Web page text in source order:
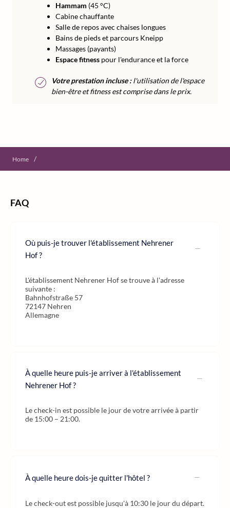
Hammam (45 °C)
Cabine chauffante
Salle de repos avec chaises longues
Bains de pieds et parcours Kneipp
Massages (payants)
Espace fitness pour l'endurance et la force
Votre prestation incluse :l'utilisation de l'espace
bien-être et fitness est comprise dans le prix.
Home /
FAQ
Où puis-je trouver l'établissement Nehrener
Hof ?
L'établissement Nehrener Hof se trouve à l'adresse
suivante :
Bahnhofstraße 57
72147 Nehren
Allemagne
À quelle heure puis-je arriver à l'établissement
Nehrener Hof ?
Le check-in est possible le jour de votre arrivée à partir
de 15:00 – 21:00.
À quelle heure dois-je quitter l'hôtel ?
Le check-out est possible jusqu'à 10:30 le jour du départ.